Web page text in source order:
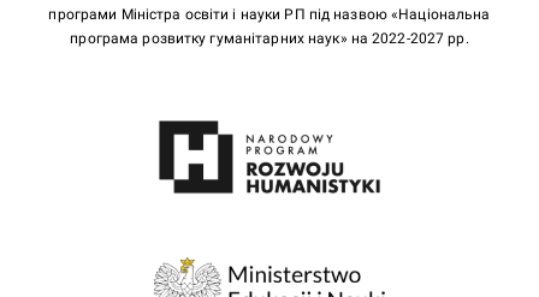
програми Міністра освіти і науки РП під назвою «Національна
програма розвитку гуманітарних наук» на 2022-2027 рр.